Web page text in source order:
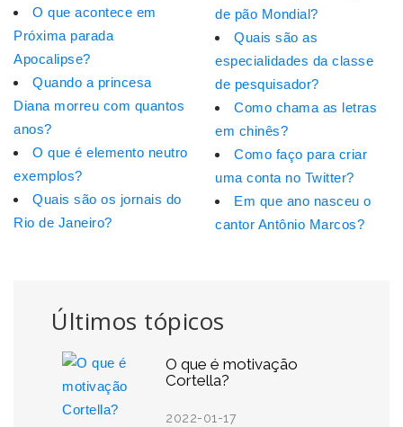
Últimos tópicos
O que é motivação
Cortella?
2022-01-17
O que acontece em
Próxima parada
Apocalipse?
Quando a princesa
Diana morreu com quantos
anos?
O que é elemento neutro
exemplos?
Quais são os jornais do
Rio de Janeiro?
de pão Mondial?
Quais são as
especialidades da classe
de pesquisador?
Como chama as letras
em chinês?
Como faço para criar
uma conta no Twitter?
Em que ano nasceu o
cantor Antônio Marcos?